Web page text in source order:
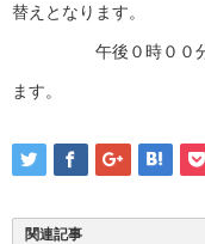
替えとなります。
午後０時００分から
ます。
関連記事